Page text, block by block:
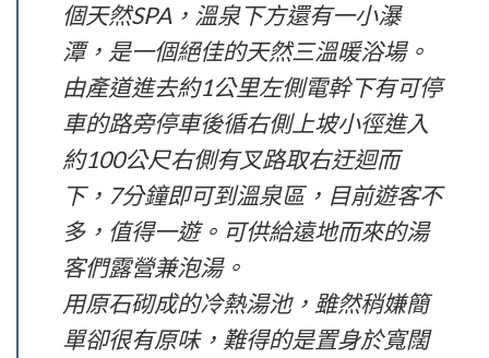
個天然SPA，溫泉下方還有一小瀑
潭，是一個絕佳的天然三溫暖浴場。
由產道進去約1公里左側電幹下有可停
車的路旁停車後循右側上坡小徑進入
約100公尺右側有叉路取右迂迴而
下，7分鐘即可到溫泉區，目前遊客不
多，值得一遊。可供給遠地而來的湯
客們露營兼泡湯。
用原石砌成的冷熱湯池，雖然稍嫌簡
單卻很有原味，難得的是置身於寬闊